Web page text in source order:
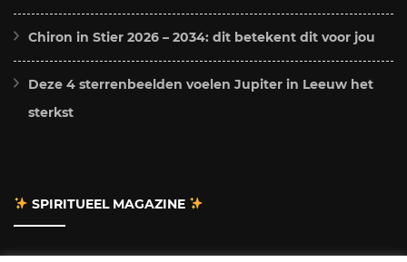
Chiron in Stier 2026 – 2034: dit betekent dit voor jou
Deze 4 sterrenbeelden voelen Jupiter in Leeuw het
sterkst
SPIRITUEEL MAGAZINE